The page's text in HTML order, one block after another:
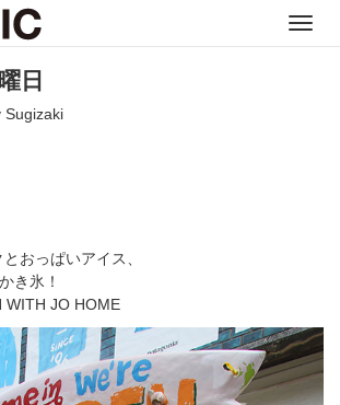
日
Sugizaki
おっぱいアイス、
き氷！
WITH JO HOME